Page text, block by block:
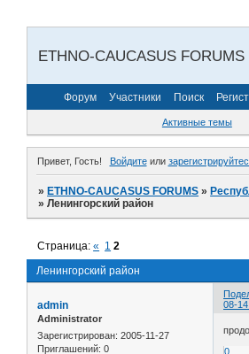
ETHNO-CAUCASUS FORUMS
Форум Участники Поиск
Активные темы
Привет, Гость! Войдитеили
»ETHNO-CAUCASUS FORUMS »
»Ленингорский район
Ленингорский район
Страница:« 1 2
08-
admin
Administrator
Зарегистрирован: 2005-11-27
Приглашений: 0
0